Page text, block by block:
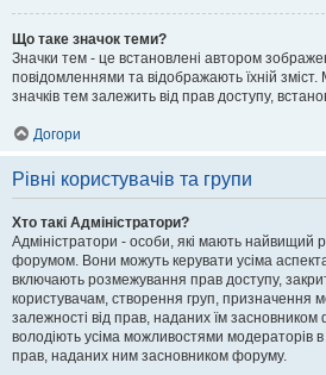
Що таке значок теми?
Значки тем - це встановлені автором
повідомленнями та відображають їхній
значків тем залежить від прав доступу,
Догори
Рівні користувачів та групи
Хто такі Адміністратори?
Адміністратори - особи, які мають найвищий
форумом. Вони можуть керувати усіма
включають розмежування прав доступу,
користувачам, створення груп, призначення
залежності від прав, наданих їм
володіють усіма можливостями модераторів
прав, наданих ним засновником форуму.